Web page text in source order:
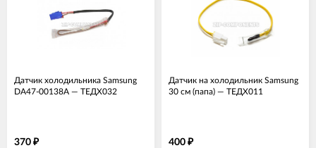
Датчик холодильника Samsung
DA47-00138A — ТЕДХ032
370 ₽
Датчик на холодильник Samsung
30 см (папа) — ТЕДХ011
400 ₽